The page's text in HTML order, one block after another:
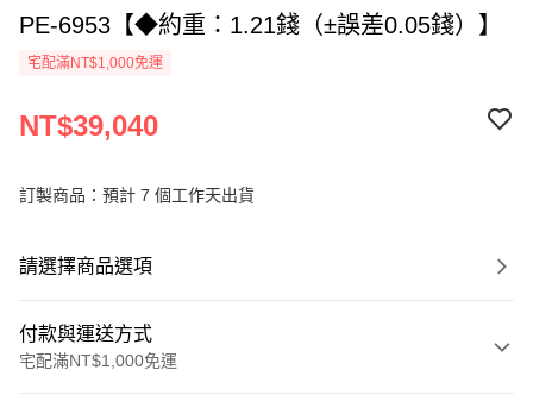
PE-6953【◆約重：1.21錢（±誤差0.05錢）】
宅配滿NT$1,000免運
NT$39,040
訂製商品：預計 7 個工作天出貨
請選擇商品選項
付款與運送方式
宅配滿NT$1,000免運